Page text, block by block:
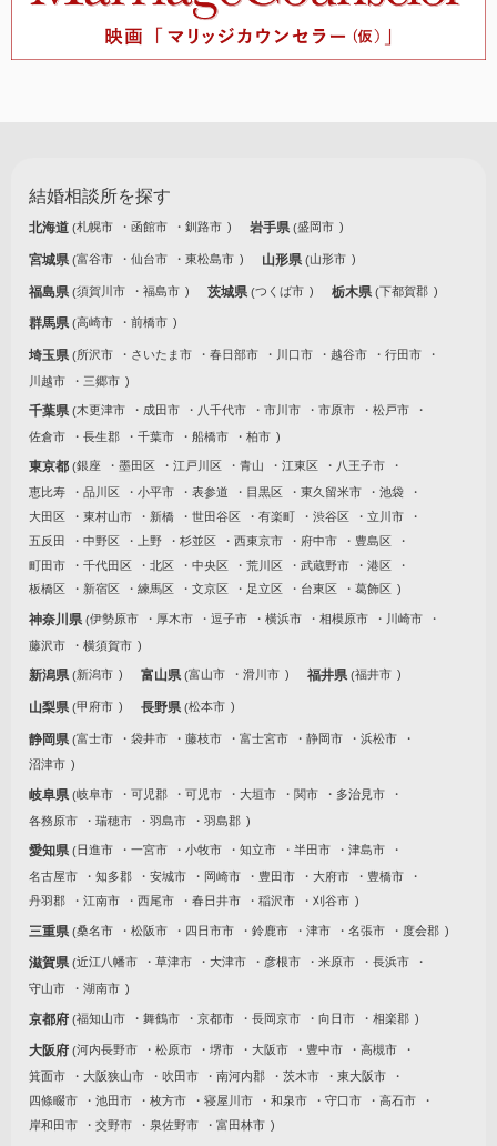
結婚相談所を探す
北海道 札幌市 函館市 釧路市 岩手県 盛岡市
宮城県 富谷市 仙台市 東松島市 山形県 山形市
福島県 須賀川市 福島市 茨城県 つくば市 栃木県 下都賀郡
群馬県 高崎市 前橋市
埼玉県 所沢市 さいたま市 春日部市 川口市 越谷市
行田市
川越市
三郷市
千葉県 木更津市 成田市 八千代市 市川市 市原市
松戸市
佐倉市
長生郡 千葉市 船橋市 柏市
東京都 銀座 墨田区 江戸川区 青山 江東区
八王子市
恵比寿
品川区 小平市 表参道 目黒区 東久留米市
池袋
大田区
東村山市 新橋 世田谷区 有楽町 渋谷区
立川市
五反田
中野区 上野 杉並区 西東京市 府中市
豊島区
町田市
千代田区 北区 中央区 荒川区 武蔵野市
港区
板橋区
新宿区 練馬区 文京区 足立区 台東区 葛飾区
神奈川県 伊勢原市 厚木市 逗子市 横浜市 相模原市
川崎市
藤沢市
横須賀市
新潟県 新潟市 富山県 富山市 滑川市 福井県 福井市
山梨県 甲府市 長野県 松本市
静岡県 富士市 袋井市 藤枝市 富士宮市 静岡市
浜松市
沼津市
岐阜県 岐阜市 可児郡 可児市 大垣市 関市
多治見市
各務原市
瑞穂市 羽島市 羽島郡
愛知県 日進市 一宮市 小牧市 知立市 半田市
津島市
名古屋市
知多郡 安城市 岡崎市 豊田市 大府市
豊橋市
丹羽郡
江南市 西尾市 春日井市 稲沢市 刈谷市
三重県 桑名市 松阪市 四日市市 鈴鹿市 津市 名張市 度会郡
滋賀県 近江八幡市 草津市 大津市 彦根市 米原市
長浜市
守山市
湖南市
京都府 福知山市 舞鶴市 京都市 長岡京市 向日市 相楽郡
大阪府 河内長野市 松原市 堺市 大阪市 豊中市
高槻市
箕面市
大阪狭山市 吹田市 南河内郡 茨木市
東大阪市
四條畷市
池田市 枚方市 寝屋川市 和泉市 守口市
高石市
岸和田市
交野市 泉佐野市 富田林市